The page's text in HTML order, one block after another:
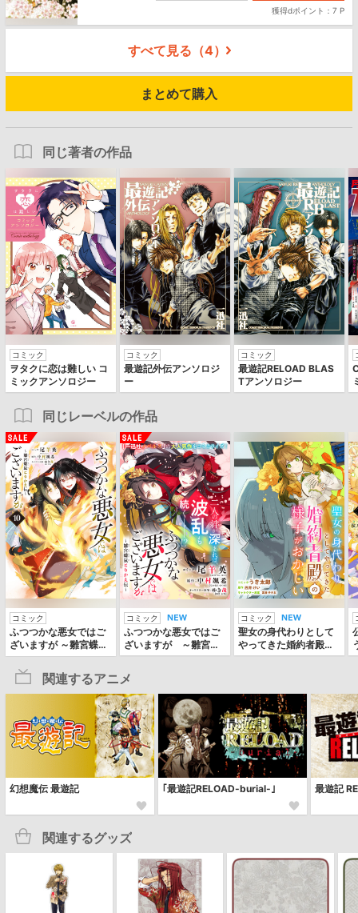
獲得dポイント：7 P
すべて見る（4）
まとめて購入
同じ著者の作品
コミック
ヲタクに恋は難しい コ
ミックアンソロジー
コミック
最遊記外伝アンソロジ
ー
コミック
最遊記RELOAD BLAS
Tアンソロジー
同じレーベルの作品
コミック
ふつつかな悪女ではご
ざいますが ～雛宮蝶鼠
とりかえ伝～
コミック
ふつつかな悪女ではご
ざいますが ～雛宮蝶
鼠とりかえ伝～ 連載
コミック
聖女の身代わりとして
やってきた婚約者殿の
様子がおかしい 【連
関連するアニメ
幻想魔伝 最遊記 ｢最遊記RELOAD-burial-｣ 最遊記
関連するグッズ